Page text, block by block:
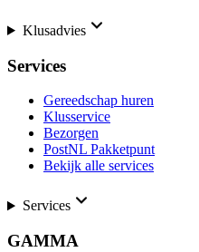
Klusadvies
Services
Gereedschap huren
Klusservice
Bezorgen
PostNL Pakketpunt
Bekijk alle services
Services
GAMMA